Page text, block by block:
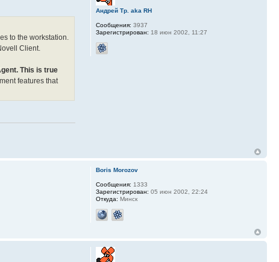
to the workstation.
Client.
This is true
features that
Андрей Тр. aka RH
Сообщения: 3937
Зарегистрирован: 18 июн 2002, 11:27
Boris Morozov
Сообщения: 1333
Зарегистрирован: 05 июн 2002, 22:24
Откуда: Минск